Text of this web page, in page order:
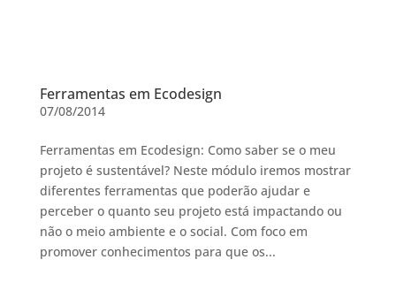
Ferramentas em Ecodesign
07/08/2014
Ferramentas em Ecodesign: Como saber se o meu
projeto é sustentável? Neste módulo iremos mostrar
diferentes ferramentas que poderão ajudar e
perceber o quanto seu projeto está impactando ou
não o meio ambiente e o social. Com foco em
promover conhecimentos para que os...